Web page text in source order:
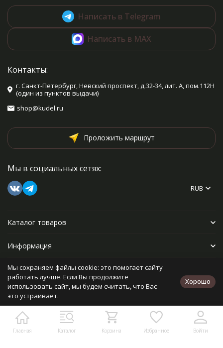
Главная Каталог Корзина Избранное Войти
Написать в Telegram
Написать в MAX
Контакты:
г. Санкт-Петербург, Невский проспект, д.32-34, лит. А, пом.112Н
(один из пунктов выдачи)
shop@kudel.ru
Проложить маршрут
Мы в социальных сетях:
RUB
Каталог товаров
Информация
Прочее
Политика персональных данных
Разработано в
bodysite.ru
Мы сохраняем файлы cookie: это помогает сайту
работать лучше. Если Вы продолжите
использовать сайт, мы будем считать, что Вас
это устраивает.
Хорошо